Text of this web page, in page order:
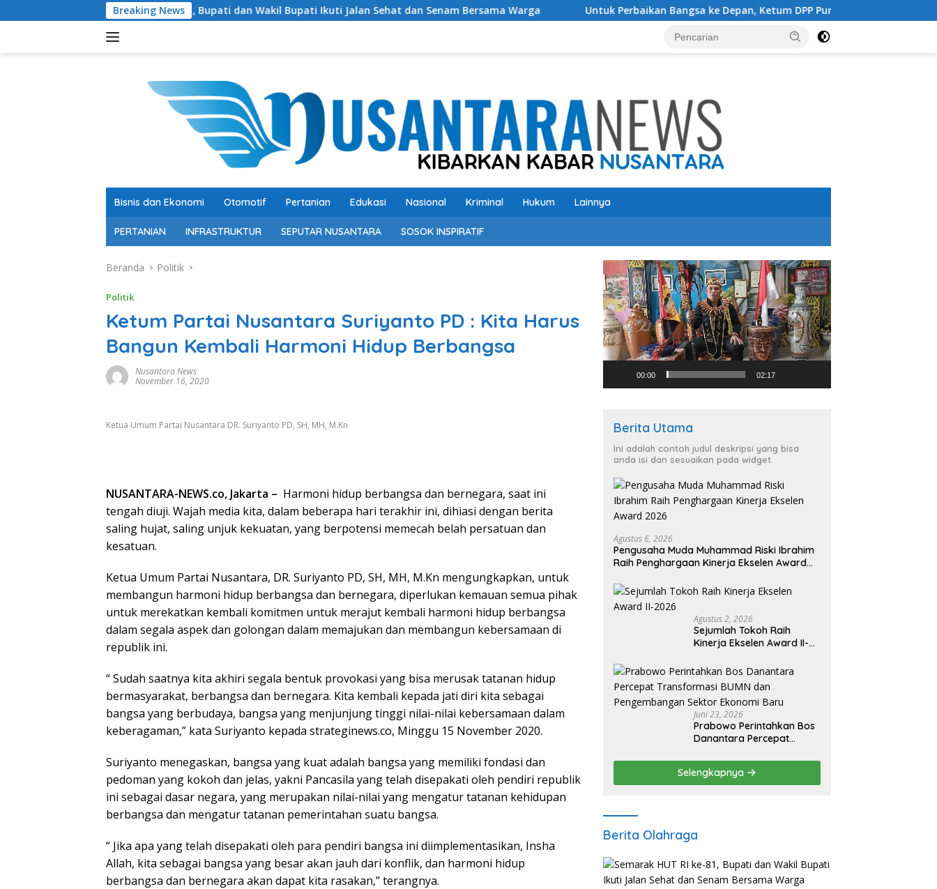
ke
Breaking News
HUT RI ke-81, Bupati dan Wakil Bupati Ikuti Jalan Sehat dan Senam Bersama Warga Untuk Perbaikan Bangsa ke Depan, Ketum DPP Purbaya Indonesia Usulkan Presiden
Bisnis dan Ekonomi Otomotif Pertanian Edukasi Nasional Kriminal Hukum Lainnya
PERTANIAN INFRASTRUKTUR SEPUTAR NUSANTARA SOSOK INSPIRATIF
Beranda Politik
Politik
Ketum Partai Nusantara Suriyanto PD : Kita Harus
Bangun Kembali Harmoni Hidup Berbangsa
Nusantara News
November 16, 2020
Ketua Umum Partai Nusantara DR. Suriyanto PD, SH, MH, M.Kn
NUSANTARA-NEWS.co, Jakarta – Harmoni hidup berbangsa dan bernegara, saat ini
tengah diuji. Wajah media kita, dalam beberapa hari terakhir ini, dihiasi dengan berita
saling hujat, saling unjuk kekuatan, yang berpotensi memecah belah persatuan dan
kesatuan.
Ketua Umum Partai Nusantara, DR. Suriyanto PD, SH, MH, M.Kn mengungkapkan, untuk
membangun harmoni hidup berbangsa dan bernegara, diperlukan kemauan semua pihak
untuk merekatkan kembali komitmen untuk merajut kembali harmoni hidup berbangsa
dalam segala aspek dan golongan dalam memajukan dan membangun kebersamaan di
republik ini.
“ Sudah saatnya kita akhiri segala bentuk provokasi yang bisa merusak tatanan hidup
bermasyarakat, berbangsa dan bernegara. Kita kembali kepada jati diri kita sebagai
bangsa yang berbudaya, bangsa yang menjunjung tinggi nilai-nilai kebersamaan dalam
keberagaman,” kata Suriyanto kepada strateginews.co, Minggu 15 November 2020.
Suriyanto menegaskan, bangsa yang kuat adalah bangsa yang memiliki fondasi dan
pedoman yang kokoh dan jelas, yakni Pancasila yang telah disepakati oleh pendiri republik
ini sebagai dasar negara, yang merupakan nilai-nilai yang mengatur tatanan kehidupan
berbangsa dan mengatur tatanan pemerintahan suatu bangsa.
“ Jika apa yang telah disepakati oleh para pendiri bangsa ini diimplementasikan, Insha
Allah, kita sebagai bangsa yang besar akan jauh dari konflik, dan harmoni hidup
berbangsa dan bernegara akan dapat kita rasakan,” terangnya.
Pemutar
Video
00:00 02:17
Berita Utama
Ini adalah contoh judul deskripsi yang bisa
anda isi dan sesuaikan pada widget
Agustus 6, 2026
Pengusaha Muda Muhammad Riski Ibrahim
Raih Penghargaan Kinerja Ekselen Award
Agustus 2, 2026
Sejumlah Tokoh Raih
Kinerja Ekselen Award II-
Juni 23, 2026
Prabowo Perintahkan Bos
Danantara Percepat
Pengembangan Sektor
Ekonomi Baru
Selengkapnya
Berita Olahraga